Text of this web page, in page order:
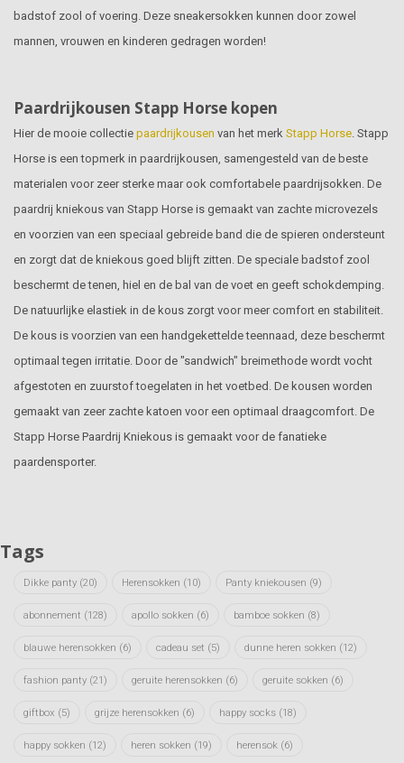
badstof zool of voering. Deze sneakersokken kunnen door zowel
mannen, vrouwen en kinderen gedragen worden!
Paardrijkousen Stapp Horse kopen
Hier de mooie collectie paardrijkousen van het merk Stapp Horse. Stapp
Horse is een topmerk in paardrijkousen, samengesteld van de beste
materialen voor zeer sterke maar ook comfortabele paardrijsokken. De
paardrij kniekous van Stapp Horse is gemaakt van zachte microvezels
en voorzien van een speciaal gebreide band die de spieren ondersteunt
en zorgt dat de kniekous goed blijft zitten. De speciale badstof zool
beschermt de tenen, hiel en de bal van de voet en geeft schokdemping.
De natuurlijke elastiek in de kous zorgt voor meer comfort en stabiliteit.
De kous is voorzien van een handgekettelde teennaad, deze beschermt
optimaal tegen irritatie. Door de "sandwich" breimethode wordt vocht
afgestoten en zuurstof toegelaten in het voetbed. De kousen worden
gemaakt van zeer zachte katoen voor een optimaal draagcomfort. De
Stapp Horse Paardrij Kniekous is gemaakt voor de fanatieke
paardensporter.
Tags
Dikke panty (20) Herensokken (10) Panty kniekousen (9)
abonnement (128) apollo sokken (6) bamboe sokken (8)
blauwe herensokken (6) cadeau set (5) dunne heren sokken (12)
fashion panty (21) geruite herensokken (6) geruite sokken (6)
giftbox (5) grijze herensokken (6) happy socks (18)
happy sokken (12) heren sokken (19) herensok (6)